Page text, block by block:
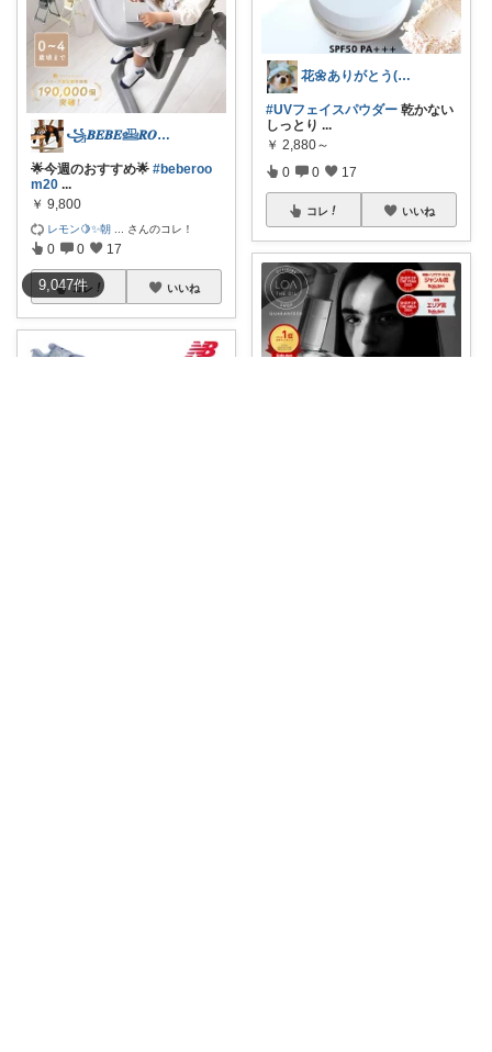
9,047件
꧁𝑩𝑬𝑩𝑬𓊝𝑹𝑶𝑶𝑴꧂
🌟今週のおすすめ🌟 #beberoo
m20 ...
￥ 9,800
レモン🍋✨朝 さんのコレ！
0 0 17
コレ いいね
花🌼ありがとう(*･ω･)*_ _)ﾍ
#UVフェイスパウダー 乾かない
しっとり ...
￥ 2,880～
0 0 17
コレ いいね